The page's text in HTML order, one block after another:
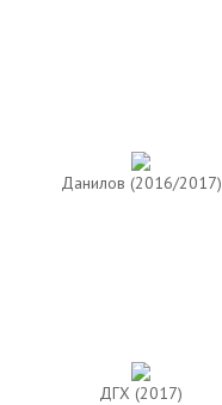
Данилов (2016/2017)
ДГХ (2017)